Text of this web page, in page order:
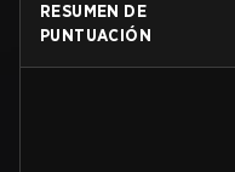
RESUMEN DE
PUNTUACIÓN